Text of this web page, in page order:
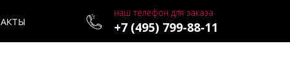
наш телефон для заказа
+7 (495) 799-88-11